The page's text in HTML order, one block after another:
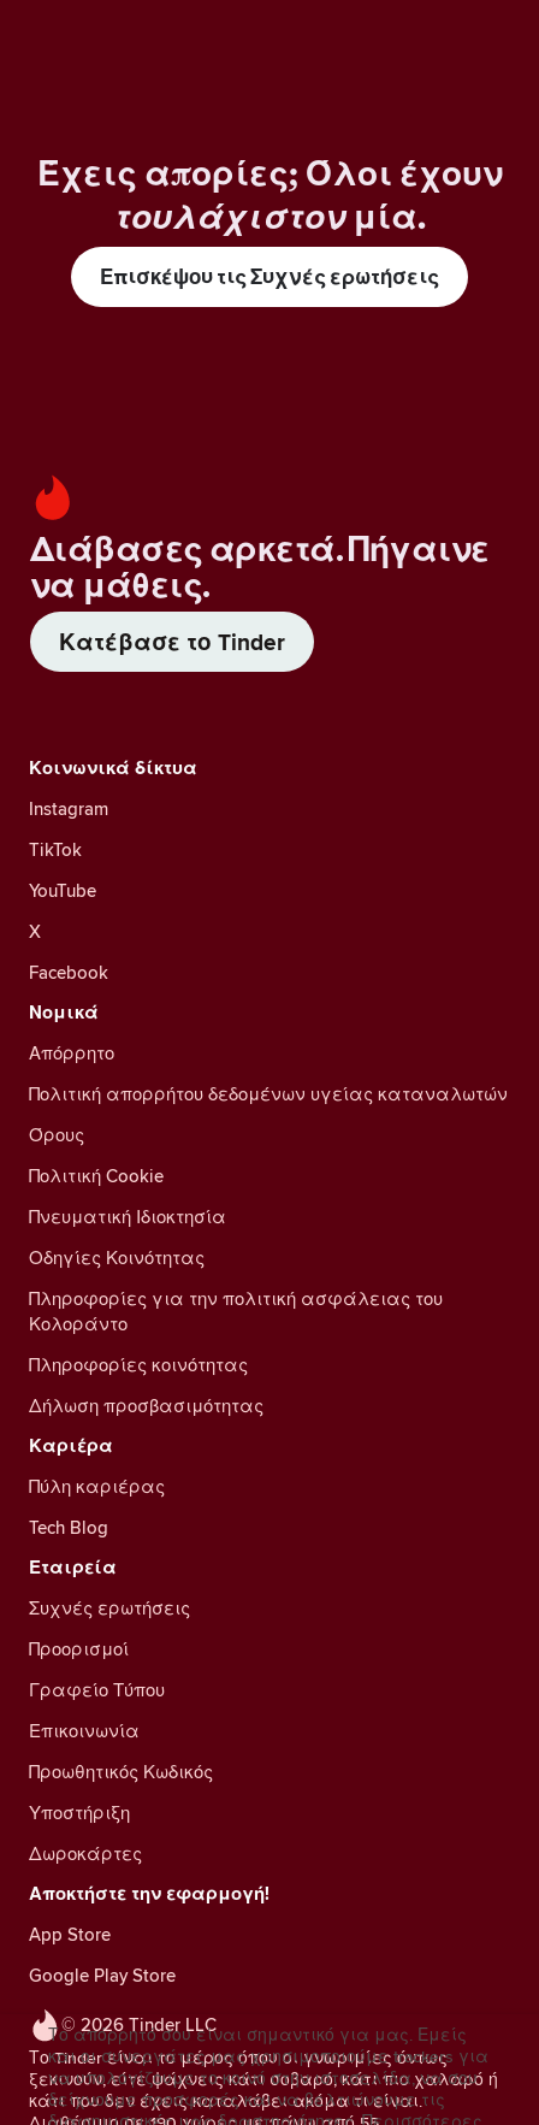
Έχεις απορίες; Όλοι έχουν
τουλάχιστονμία.
Επισκέψου τις Συχνές ερωτήσεις
Διάβασες αρκετά. Πήγαινε
να μάθεις.
Κατέβασε το Tinder
© 2026 Tinder LLC
Το Tinder είναι το μέρος όπου οι γνωριμίες όντως
ξεκινούν, είτε ψάχνεις κάτι σοβαρό, κάτι πιο χαλαρό ή
κάτι που δεν έχεις καταλάβει ακόμα τι είναι.
Κοινωνικά δίκτυα
Instagram
TikTok
YouTube
X
Facebook
Νομικά
Απόρρητο
Πολιτική απορρήτου δεδομένων υγείας καταναλωτών
Όρους
Πολιτική Cookie
Πνευματική Ιδιοκτησία
Οδηγίες Κοινότητας
Πληροφορίες για την πολιτική ασφάλειας του
Κολοράντο
Πληροφορίες κοινότητας
Δήλωση προσβασιμότητας
Καριέρα
Πύλη καριέρας
Tech Blog
Εταιρεία
Συχνές ερωτήσεις
Προορισμοί
Γραφείο Τύπου
Επικοινωνία
Προωθητικός Κωδικός
Υποστήριξη
Δωροκάρτες
Αποκτήστε την εφαρμογή!
App Store
Google Play Store
Το απόρρητό σου είναι σημαντικό για μας. Εμείς
και οι συνεργάτες μας χρησιμοποιούμε trackers για
να υπολογίζουμε το κοινό στην ιστοσελίδα, να σου
δείχνουμε προσφορές και να βελτιώνουμε τις